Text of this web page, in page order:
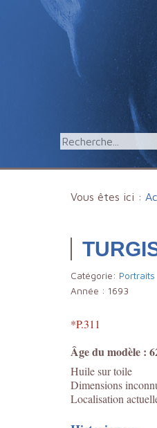
Vous êtes ici :
Catégorie: Portraits
Année : 1693
*P.311
Âge du modèle :
Huile sur toile
Dimensions
Localisation